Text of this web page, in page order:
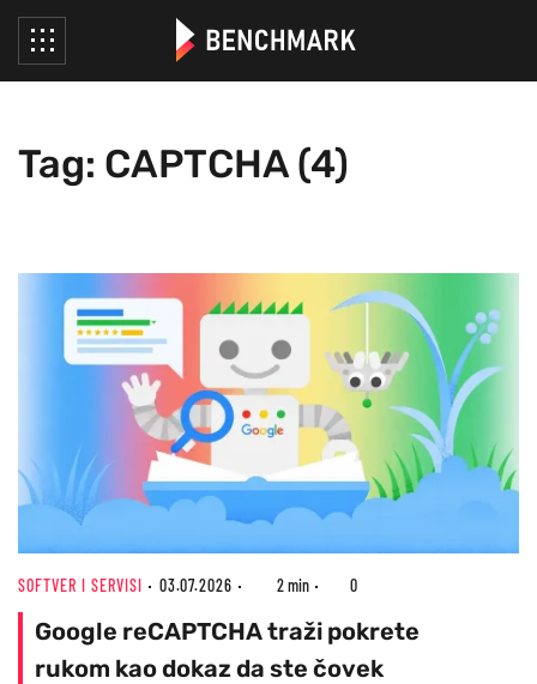
Tag: CAPTCHA (4)
SOFTVER I SERVISI 03.07.2026 2 min 0
Google reCAPTCHA traži pokrete
rukom kao dokaz da ste čovek